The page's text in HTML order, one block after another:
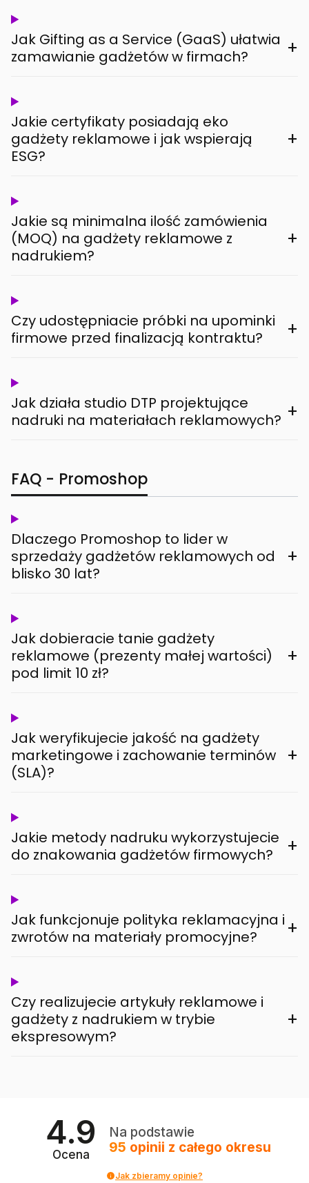
Jak Gifting as a Service (GaaS) ułatwia
zamawianie gadżetów w firmach?
+
Jakie certyfikaty posiadają eko
gadżety reklamowe i jak wspierają
ESG?
+
Jakie są minimalna ilość zamówienia
(MOQ) na gadżety reklamowe z
nadrukiem?
+
Czy udostępniacie próbki na upominki
firmowe przed finalizacją kontraktu?
+
Jak działa studio DTP projektujące
nadruki na materiałach reklamowych? +
FAQ - Promoshop
Dlaczego Promoshop to lider w
sprzedaży gadżetów reklamowych od
blisko 30 lat?
+
Jak dobieracie tanie gadżety
reklamowe (prezenty małej wartości)
pod limit 10 zł?
+
Jak weryfikujecie jakość na gadżety
marketingowe i zachowanie terminów
(SLA)?
+
Jakie metody nadruku wykorzystujecie
do znakowania gadżetów firmowych?
+
Jak funkcjonuje polityka reklamacyjna i
zwrotów na materiały promocyjne?
+
Czy realizujecie artykuły reklamowe i
gadżety z nadrukiem w trybie
ekspresowym?
+
4.9
Ocena
Na podstawie
95 opinii z całego okresu
Jak zbieramy opinie?